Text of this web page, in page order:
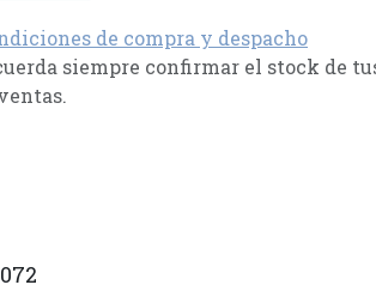
de compra y despacho
siempre confirmar el stock de